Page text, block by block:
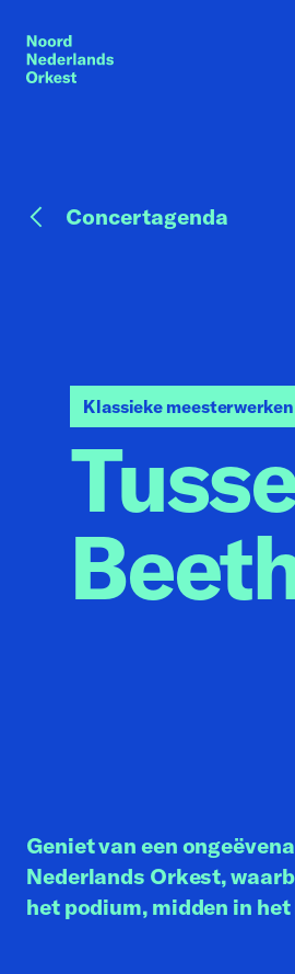
Concertagenda
Klassieke meesterwerken
Geniet van een
Nederlands Orkest,
het podium, midden in